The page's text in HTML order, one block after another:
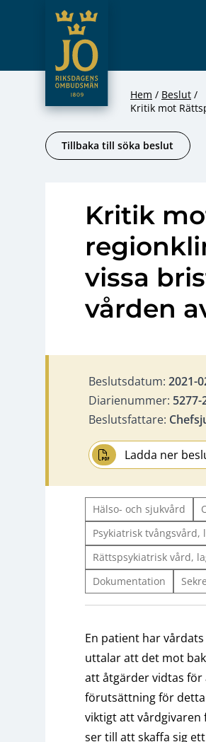
Hoppa till innehåll
JO – Riksdagens
Hem
Beslut
Kritik mot
Tillbaka till söka beslut
Kritik
vissa
vården
Beslutsdatum: 2021-
Diarienummer: 5277-
Beslutsfattare:
Ladda ner
Hälso- och sjukvård
Psykiatrisk tvångsvård,
Rättspsykiatrisk vård,
Dokumentation
En patient har
uttalar att det mot
att åtgärder vidtas
förutsättning för
viktigt att
ser till att skaffa sig